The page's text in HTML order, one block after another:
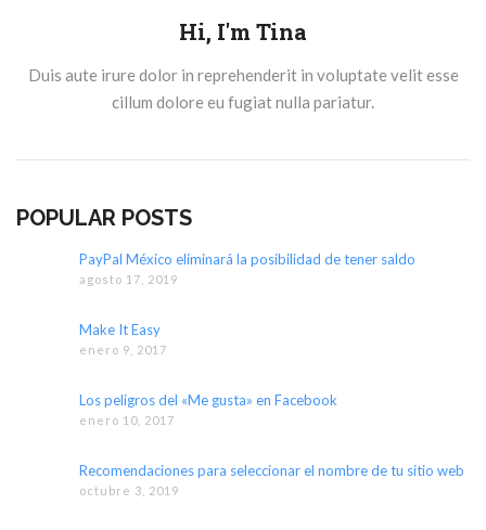
Hi, I'm Tina
Duis aute irure dolor in reprehenderit in voluptate velit esse
cillum dolore eu fugiat nulla pariatur.
POPULAR POSTS
PayPal México eliminará la posibilidad de tener saldo
agosto 17, 2019
Make It Easy
enero 9, 2017
Los peligros del «Me gusta» en Facebook
enero 10, 2017
Recomendaciones para seleccionar el nombre de tu sitio web
octubre 3, 2019